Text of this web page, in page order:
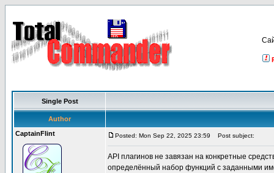
Single Post
Author
CaptainFlint
Posted: Mon Sep 22, 2025 23:59 Post subject:
API плагинов не завязан на конкретные
определённый набор функций с заданными